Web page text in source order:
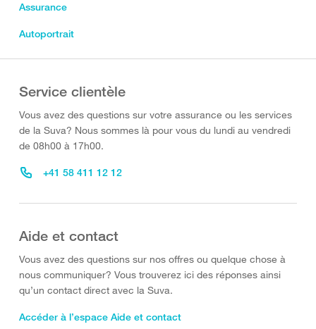
Assurance
Autoportrait
Service clientèle
Vous avez des questions sur votre assurance ou les services
de la Suva? Nous sommes là pour vous du lundi au vendredi
de 08h00 à 17h00.
+41 58 411 12 12
Aide et contact
Vous avez des questions sur nos offres ou quelque chose à
nous communiquer? Vous trouverez ici des réponses ainsi
qu’un contact direct avec la Suva.
Accéder à l’espace Aide et contact